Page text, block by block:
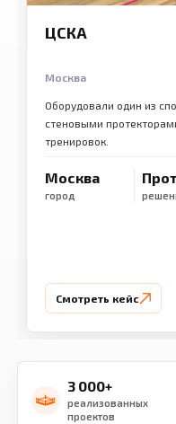
ЦСКА
Москва
Оборудовали один из
стеновыми
тренировок.
Москва
город
Смотреть кейс
3 000+
реализованных
проектов